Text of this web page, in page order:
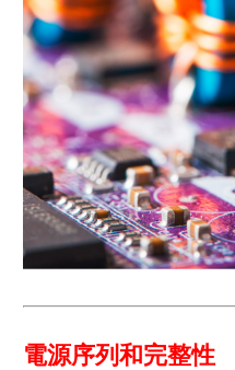
電源序列和完整性